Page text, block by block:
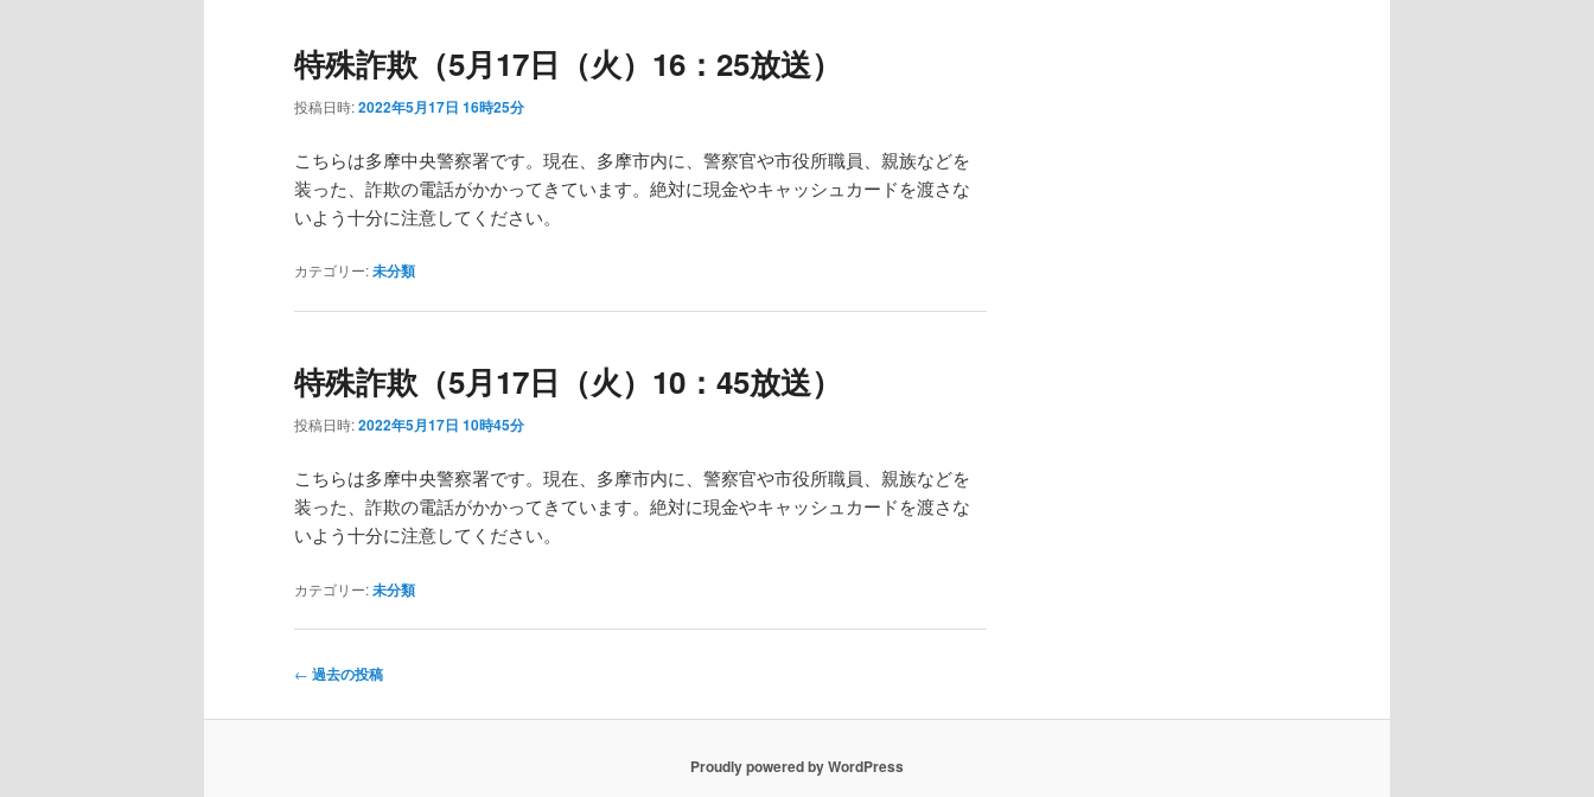
特殊詐欺（5月17日（火）16：25放送）
投稿日時:2022年5月17日 16時25分
こちらは多摩中央警察署です。現在、多摩市内に、警察官や市役所職員、親族などを
装った、詐欺の電話がかかってきています。絶対に現金やキャッシュカードを渡さな
いよう十分に注意してください。
カテゴリー:未分類
特殊詐欺（5月17日（火）10：45放送）
投稿日時:2022年5月17日 10時45分
こちらは多摩中央警察署です。現在、多摩市内に、警察官や市役所職員、親族などを
装った、詐欺の電話がかかってきています。絶対に現金やキャッシュカードを渡さな
いよう十分に注意してください。
カテゴリー:未分類
投
← 過去の投稿
Proudly powered by WordPress